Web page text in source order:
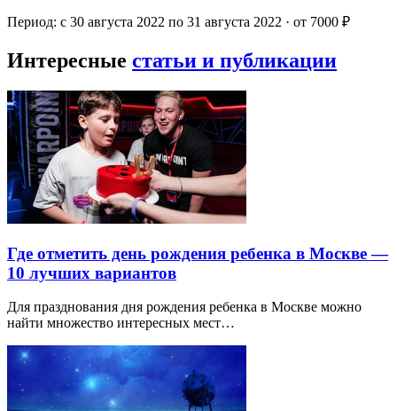
Период: с 30 августа 2022 по 31 августа 2022 · от 7000 ₽
Интересные статьи и публикации
Где отметить день рождения ребенка в Москве —
10 лучших вариантов
Для празднования дня рождения ребенка в Москве можно
найти множество интересных мест…